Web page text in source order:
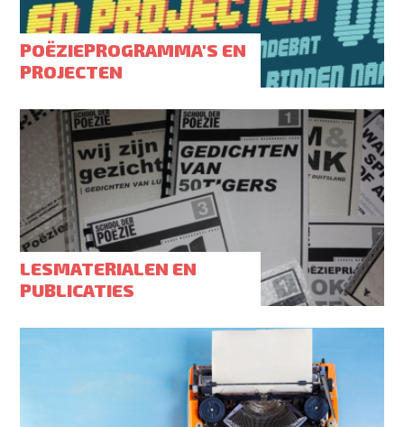
POËZIEPROGRAMMA'S EN
PROJECTEN
LESMATERIALEN EN
PUBLICATIES